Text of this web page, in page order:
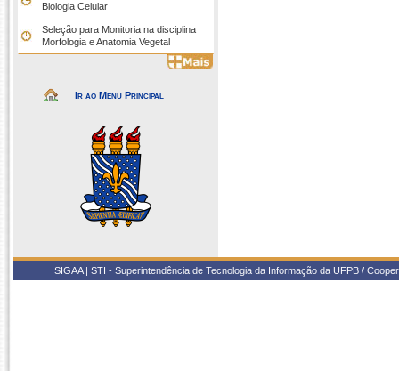
Biologia Celular
Seleção para Monitoria na disciplina
Morfologia e Anatomia Vegetal
Ir ao Menu Principal
SIGAA | STI - Superintendência de Tecnologia da Informação da UFPB /